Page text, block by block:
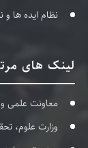
نظام ایده ها و
لینک های
معاونت علمی
وزارت علوم،